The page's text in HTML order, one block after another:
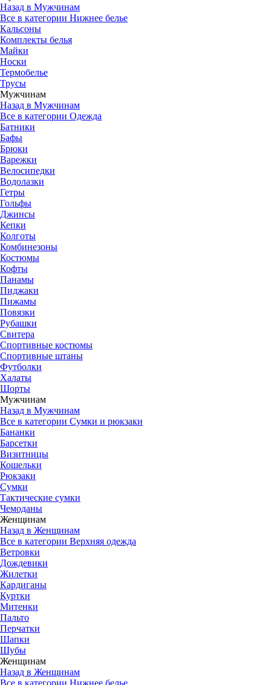
Назад в Мужчинам
Все в категории Нижнее белье
Кальсоны
Комплекты белья
Майки
Носки
Термобелье
Трусы
Мужчинам
Назад в Мужчинам
Все в категории Одежда
Батники
Бафы
Брюки
Варежки
Велосипедки
Водолазки
Гетры
Гольфы
Джинсы
Кепки
Колготы
Комбинезоны
Костюмы
Кофты
Панамы
Пиджаки
Пижамы
Повязки
Рубашки
Свитера
Спортивные костюмы
Спортивные штаны
Футболки
Халаты
Шорты
Мужчинам
Назад в Мужчинам
Все в категории Сумки и рюкзаки
Бананки
Барсетки
Визитницы
Кошельки
Рюкзаки
Сумки
Тактические сумки
Чемоданы
Женщинам
Назад в Женщинам
Все в категории Верхняя одежда
Ветровки
Дождевики
Жилетки
Кардиганы
Куртки
Митенки
Пальто
Перчатки
Шапки
Шубы
Женщинам
Назад в Женщинам
Все в категории Нижнее белье